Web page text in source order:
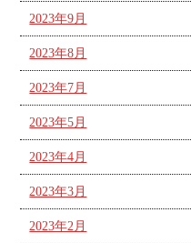
2023年9月
2023年8月
2023年7月
2023年5月
2023年4月
2023年3月
2023年2月